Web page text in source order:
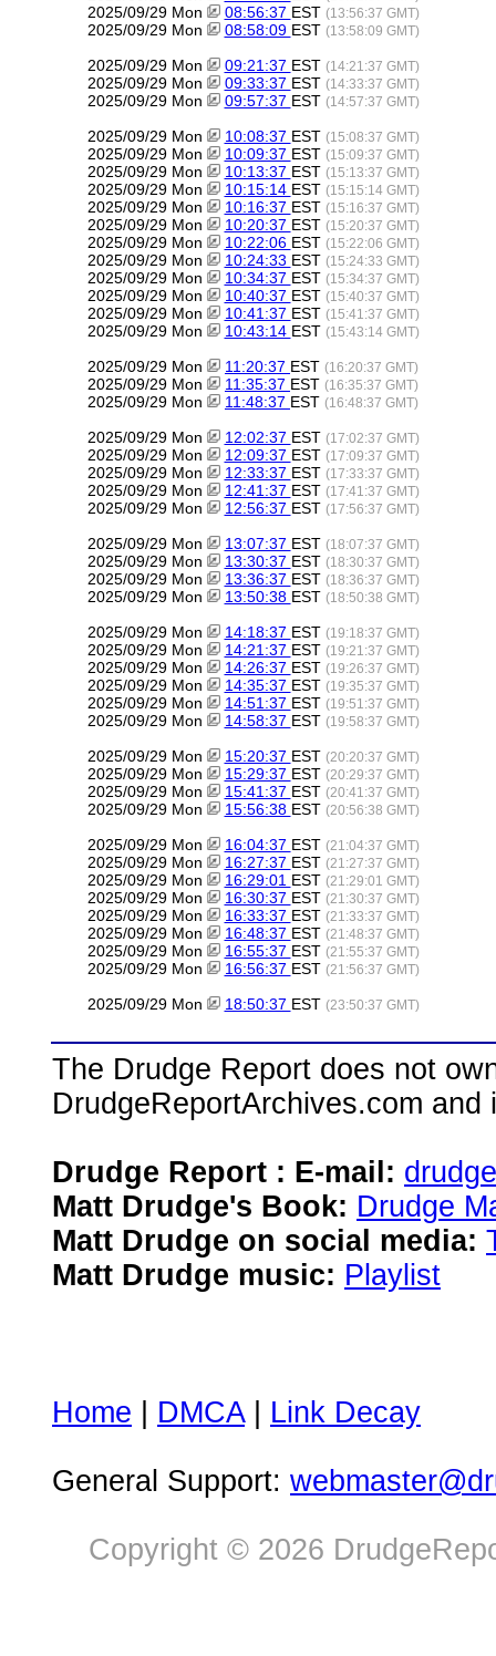
2025/09/29 Mon 08:56:37 EST (13:56:37 GMT)
2025/09/29 Mon 08:58:09 EST (13:58:09 GMT)
2025/09/29 Mon 09:21:37 EST (14:21:37 GMT)
2025/09/29 Mon 09:33:37 EST (14:33:37 GMT)
2025/09/29 Mon 09:57:37 EST (14:57:37 GMT)
2025/09/29 Mon 10:08:37 EST (15:08:37 GMT)
2025/09/29 Mon 10:09:37 EST (15:09:37 GMT)
2025/09/29 Mon 10:13:37 EST (15:13:37 GMT)
2025/09/29 Mon 10:15:14 EST (15:15:14 GMT)
2025/09/29 Mon 10:16:37 EST (15:16:37 GMT)
2025/09/29 Mon 10:20:37 EST (15:20:37 GMT)
2025/09/29 Mon 10:22:06 EST (15:22:06 GMT)
2025/09/29 Mon 10:24:33 EST (15:24:33 GMT)
2025/09/29 Mon 10:34:37 EST (15:34:37 GMT)
2025/09/29 Mon 10:40:37 EST (15:40:37 GMT)
2025/09/29 Mon 10:41:37 EST (15:41:37 GMT)
2025/09/29 Mon 10:43:14 EST (15:43:14 GMT)
2025/09/29 Mon 11:20:37 EST (16:20:37 GMT)
2025/09/29 Mon 11:35:37 EST (16:35:37 GMT)
2025/09/29 Mon 11:48:37 EST (16:48:37 GMT)
2025/09/29 Mon 12:02:37 EST (17:02:37 GMT)
2025/09/29 Mon 12:09:37 EST (17:09:37 GMT)
2025/09/29 Mon 12:33:37 EST (17:33:37 GMT)
2025/09/29 Mon 12:41:37 EST (17:41:37 GMT)
2025/09/29 Mon 12:56:37 EST (17:56:37 GMT)
2025/09/29 Mon 13:07:37 EST (18:07:37 GMT)
2025/09/29 Mon 13:30:37 EST (18:30:37 GMT)
2025/09/29 Mon 13:36:37 EST (18:36:37 GMT)
2025/09/29 Mon 13:50:38 EST (18:50:38 GMT)
2025/09/29 Mon 14:18:37 EST (19:18:37 GMT)
2025/09/29 Mon 14:21:37 EST (19:21:37 GMT)
2025/09/29 Mon 14:26:37 EST (19:26:37 GMT)
2025/09/29 Mon 14:35:37 EST (19:35:37 GMT)
2025/09/29 Mon 14:51:37 EST (19:51:37 GMT)
2025/09/29 Mon 14:58:37 EST (19:58:37 GMT)
2025/09/29 Mon 15:20:37 EST (20:20:37 GMT)
2025/09/29 Mon 15:29:37 EST (20:29:37 GMT)
2025/09/29 Mon 15:41:37 EST (20:41:37 GMT)
2025/09/29 Mon 15:56:38 EST (20:56:38 GMT)
2025/09/29 Mon 16:04:37 EST (21:04:37 GMT)
2025/09/29 Mon 16:27:37 EST (21:27:37 GMT)
2025/09/29 Mon 16:29:01 EST (21:29:01 GMT)
2025/09/29 Mon 16:30:37 EST (21:30:37 GMT)
2025/09/29 Mon 16:33:37 EST (21:33:37 GMT)
2025/09/29 Mon 16:48:37 EST (21:48:37 GMT)
2025/09/29 Mon 16:55:37 EST (21:55:37 GMT)
2025/09/29 Mon 16:56:37 EST (21:56:37 GMT)
2025/09/29 Mon 18:50:37 EST (23:50:37 GMT)
The Drudge Report does not
DrudgeReportArchives.com
Drudge Report : E-mail:
Matt Drudge's Book: Drudge
Matt Drudge on social media:
Matt Drudge music: Playlist
Home DMCA| Link Decay
General Support:
Copyright © 2026